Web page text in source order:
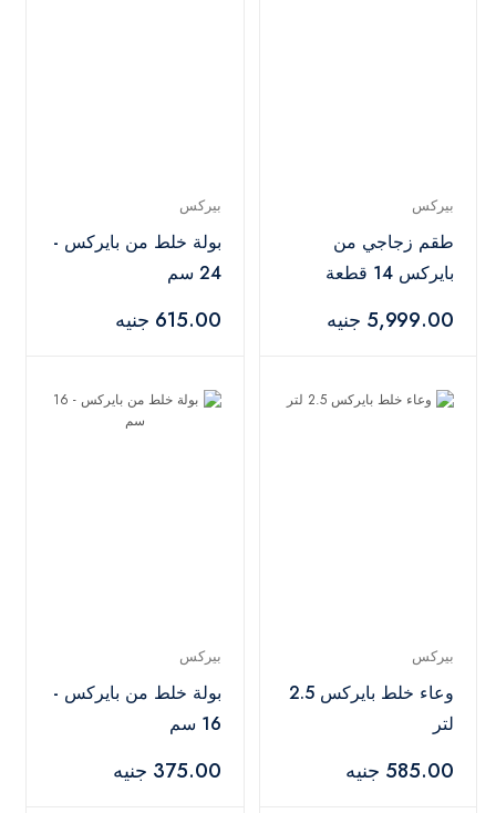
بيركس
طقم زجاجي من
بايركس 14 قطعة
5,999.00 جنيه
بيركس
بولة خلط من بايركس -
24 سم
615.00 جنيه
بيركس
وعاء خلط بايركس 2.5
لتر
585.00 جنيه
بيركس
بولة خلط من بايركس -
16 سم
375.00 جنيه